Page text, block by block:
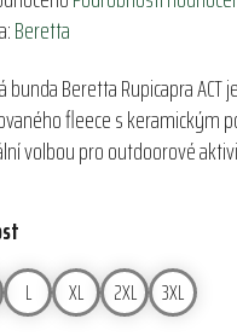
Beretta
bunda Beretta Rupicapra
fleece s keramickým
volbou pro outdoorové
L XL 2XL 3XL